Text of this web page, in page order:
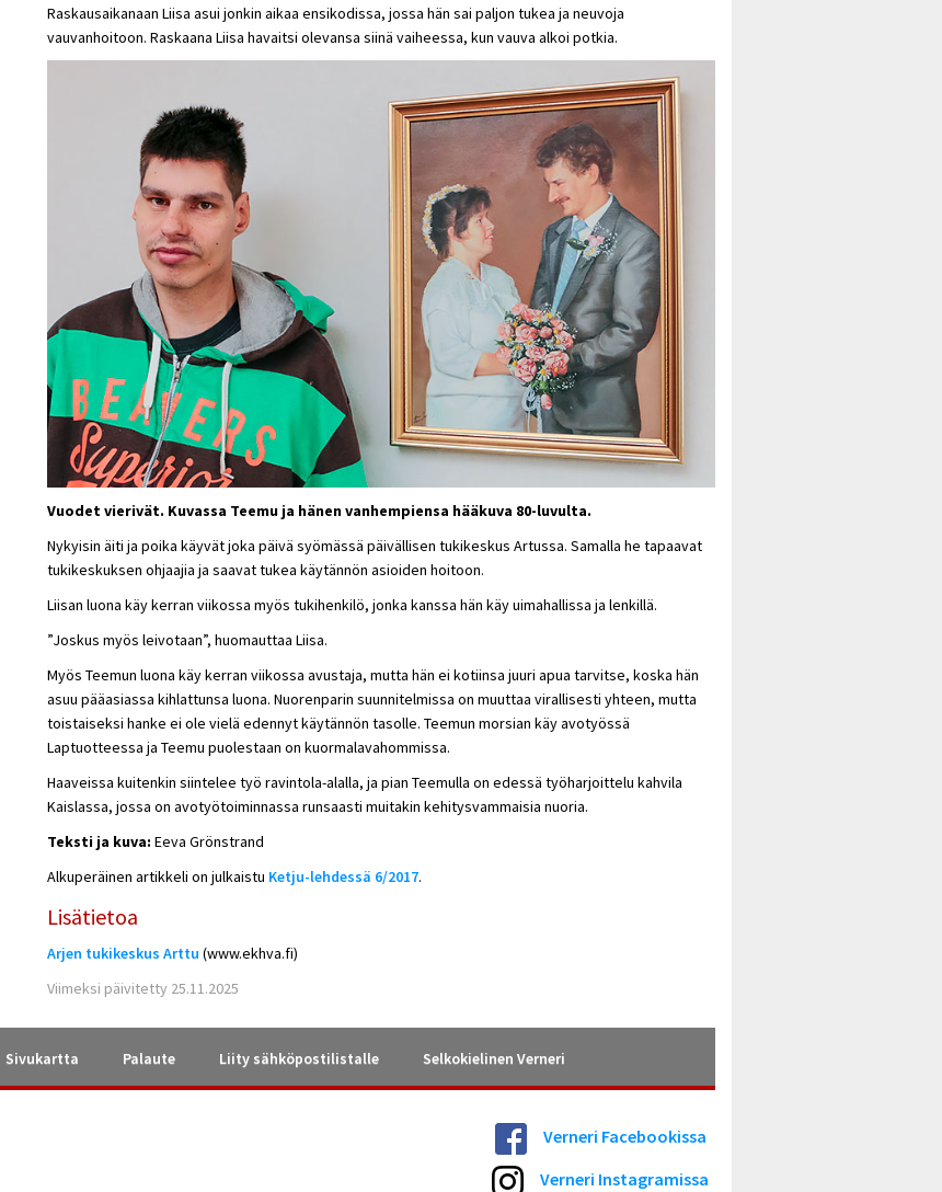
Raskausaikanaan Liisa asui jonkin aikaa ensikodissa, jossa hän sai paljon tukea ja neuvoja
vauvanhoitoon. Raskaana Liisa havaitsi olevansa siinä vaiheessa, kun vauva alkoi potkia.
Vuodet vierivät. Kuvassa Teemu ja hänen vanhempiensa hääkuva 80-luvulta.
Nykyisin äiti ja poika käyvät joka päivä syömässä päivällisen tukikeskus Artussa. Samalla he tapaavat
tukikeskuksen ohjaajia ja saavat tukea käytännön asioiden hoitoon.
Liisan luona käy kerran viikossa myös tukihenkilö, jonka kanssa hän käy uimahallissa ja lenkillä.
”Joskus myös leivotaan”, huomauttaa Liisa.
Myös Teemun luona käy kerran viikossa avustaja, mutta hän ei kotiinsa juuri apua tarvitse, koska hän
asuu pääasiassa kihlattunsa luona. Nuorenparin suunnitelmissa on muuttaa virallisesti yhteen, mutta
toistaiseksi hanke ei ole vielä edennyt käytännön tasolle. Teemun morsian käy avotyössä
Laptuotteessa ja Teemu puolestaan on kuormalavahommissa.
Haaveissa kuitenkin siintelee työ ravintola-alalla, ja pian Teemulla on edessä työharjoittelu kahvila
Kaislassa, jossa on avotyötoiminnassa runsaasti muitakin kehitysvammaisia nuoria.
Teksti ja kuva: Eeva Grönstrand
Alkuperäinen artikkeli on julkaistu Ketju-lehdessä 6/2017.
Lisätietoa
Arjen tukikeskus Arttu (www.ekhva.fi)
Viimeksi päivitetty 25.11.2025
Sivukartta Palaute Liity sähköpostilistalle Selkokielinen Verneri
Verneri Facebookissa
Verneri Instagramissa